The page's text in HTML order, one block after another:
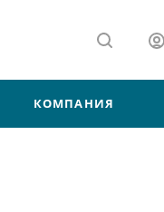
КОМПАНИЯ